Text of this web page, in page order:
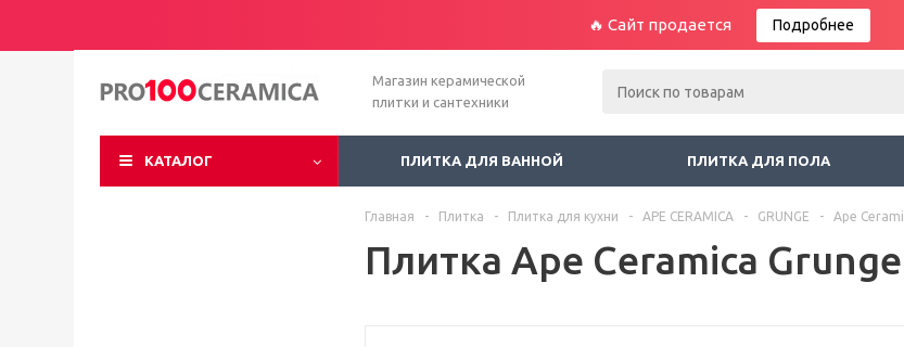
🔥 Сайт продается Подробнее
Магазин керамической
плитки и сантехники
КАТАЛОГ ПЛИТКА ДЛЯ ВАННОЙ ПЛИТКА ДЛЯ ПОЛА
Главная - Плитка - Плитка для кухни - APE CERAMICA - GRUNGE - Ape
Плитка Ape Ceramica